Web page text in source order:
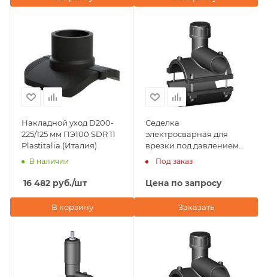
Накладной уход D200-
225/125 мм ПЭ100 SDR 11
Plastitalia (Италия)
В наличии
16 482 руб./шт
В корзину
Седелка
электросварная для
врезки под давлением
200х63 NTG Plastik
(Турция)
Под заказ
Цена по запросу
Заказать